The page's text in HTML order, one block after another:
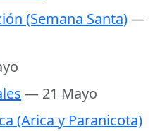
(Semana Santa)—
— 21 Mayo
(Arica y Paranicota)